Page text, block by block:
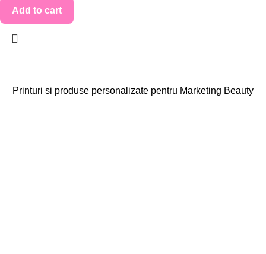
Add to cart
Printuri si produse personalizate pentru Marketing Beauty